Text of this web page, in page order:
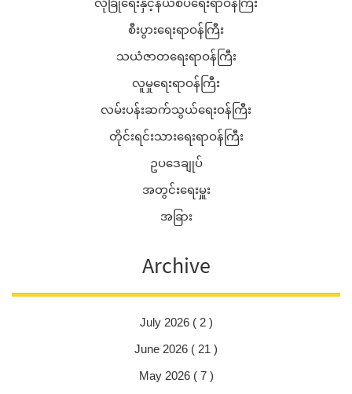
လုံခြုံရေးနှင့်နယ်စပ်ရေးရာဝန်ကြီး
စီးပွားရေးရာဝန်ကြီး
သယံဇာတရေးရာဝန်ကြီး
လူမှုရေးရာဝန်ကြီး
လမ်းပန်းဆက်သွယ်ရေးဝန်ကြီး
တိုင်းရင်းသားရေးရာဝန်ကြီး
ဥပဒေချုပ်
အတွင်းရေးမှူး
အခြား
Archive
July 2026 ( 2 )
June 2026 ( 21 )
May 2026 ( 7 )